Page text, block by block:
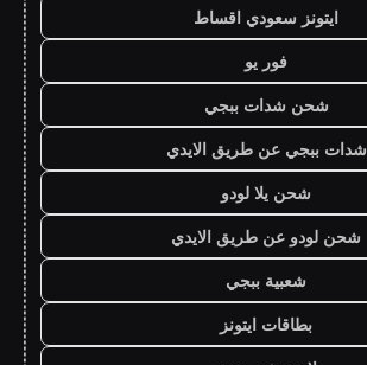
ايتونز سعودي اقساط
فور يو
شحن شدات ببجي
شدات ببجي عن طريق الايدي
شحن يلا لودو
شحن لودو عن طريق الايدي
شعبية ببجي
بطاقات ايتونز